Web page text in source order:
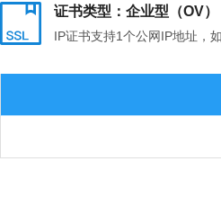
证书类型：企业型（OV
IP证书支持1个公网IP地址，